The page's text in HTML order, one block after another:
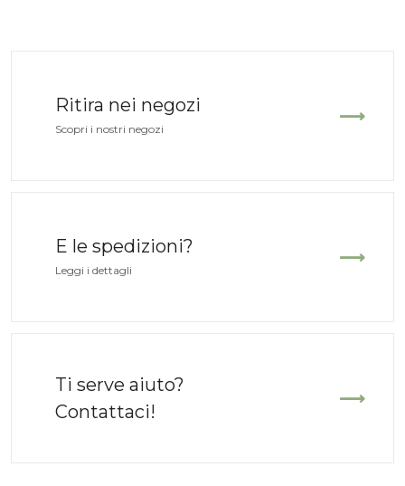
Ritira nei negozi
Scopri i nostri negozi
E le spedizioni?
Leggi i dettagli
Ti serve aiuto?
Contattaci!